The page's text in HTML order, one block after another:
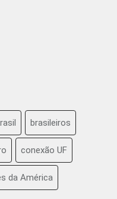
brasileiros
conexão UF
da América